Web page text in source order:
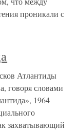
проникали с
Атлантиды
говоря словами
1964
захватывающий